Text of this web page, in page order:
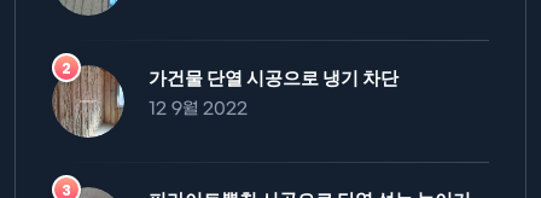
가건물 단열 시공으로 냉기 차단
12 9월 2022